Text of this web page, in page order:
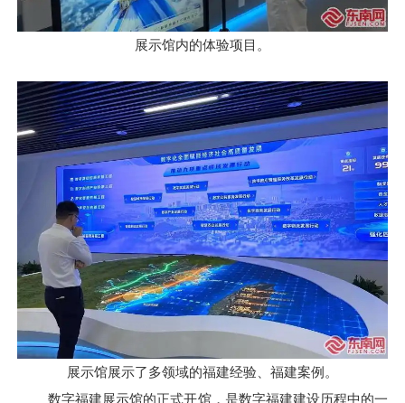
展示馆内的体验项目。
展示馆展示了多领域的福建经验、福建案例。
数字福建展示馆的正式开馆，是数字福建建设历程中的一